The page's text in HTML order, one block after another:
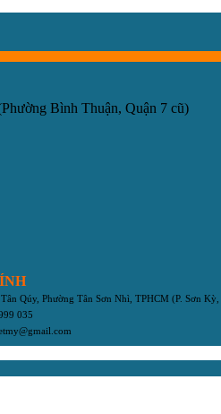
Bình Thuận, Quận 7 cũ)
Qúy, Phường Tân Sơn Nhì, TPHCM (P. Sơn Kỳ,
035